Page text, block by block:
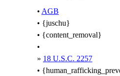
• AGB
• {juschu}
• {content_removal}
•
» 18 U.S.C. 2257
•